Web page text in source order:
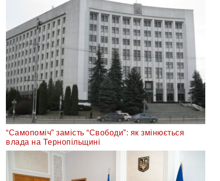
“Самопоміч” замість “Свободи”: як змінюється
влада на Тернопільщині